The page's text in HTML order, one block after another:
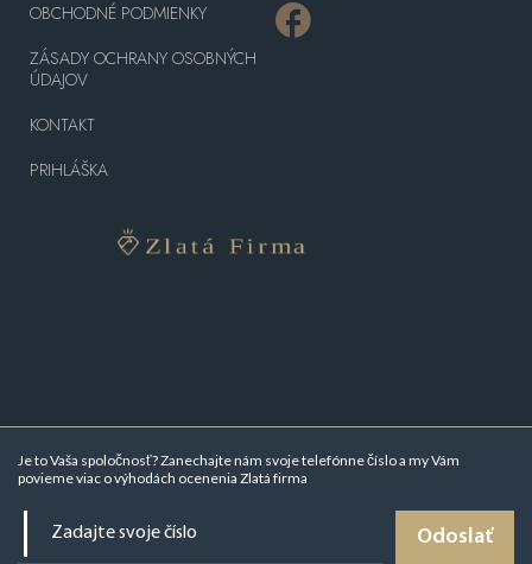
Je to Vaša spoločnosť? Zanechajte nám svoje telefónne číslo a my Vám
povieme viac ovýhodách ocenenia Zlatá firma
Odoslať
OBCHODNÉ PODMIENKY
ZÁSADY OCHRANY OSOBNÝCH
ÚDAJOV
KONTAKT
PRIHLÁŠKA